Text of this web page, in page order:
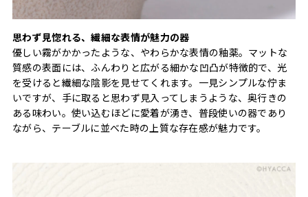
思わず見惚れる、繊細な表情が魅力の器
優しい霧がかかったような、やわらかな表情の釉薬。マットな
質感の表面には、ふんわりと広がる細かな凹凸が特徴的で、光
を受けると繊細な陰影を見せてくれます。一見シンプルな佇ま
いですが、手に取ると思わず見入ってしまうような、奥行きの
ある味わい。使い込むほどに愛着が湧き、普段使いの器であり
ながら、テーブルに並べた時の上質な存在感が魅力です。